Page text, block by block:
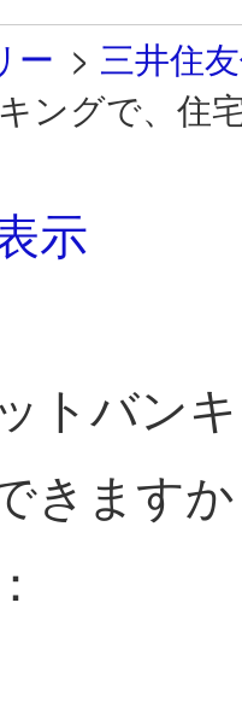
ー > 三井住
ングで、住
示
トバン
きますか